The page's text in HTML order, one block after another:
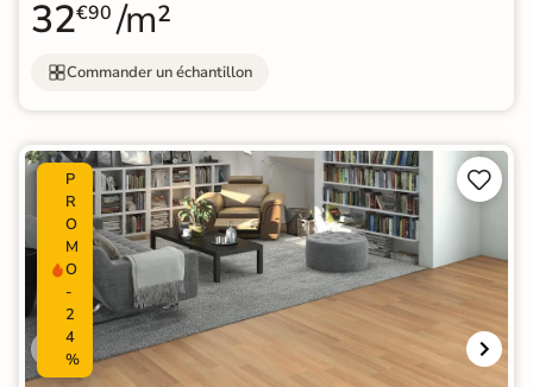
32€90 /m²
Commander un échantillon
P
R
O
M
O
-
2
4
%

